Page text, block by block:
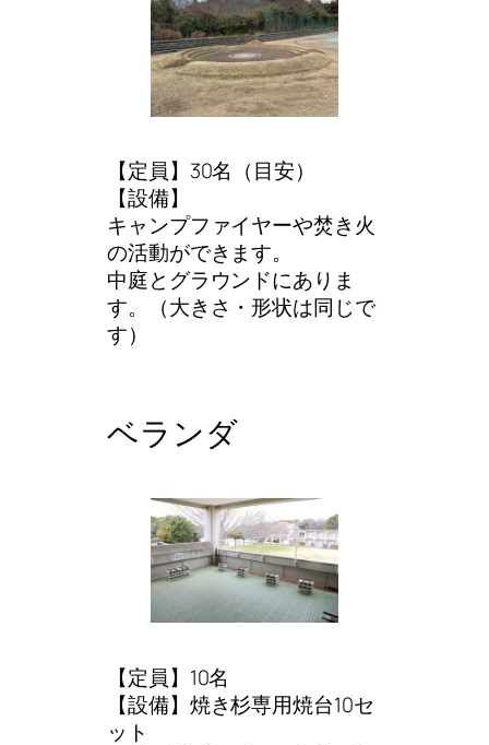
【定員】30名（目安）
【設備】
キャンプファイヤーや焚き火
の活動ができます。
中庭とグラウンドにありま
す。（大きさ・形状は同じで
す）
ベランダ
【定員】10名
【設備】焼き杉専用焼台10セ
ット